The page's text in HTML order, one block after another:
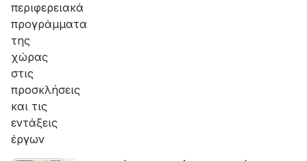
περιφερειακά
προγράμματα
της
χώρας
στις
προσκλήσεις
και τις
εντάξεις
έργων